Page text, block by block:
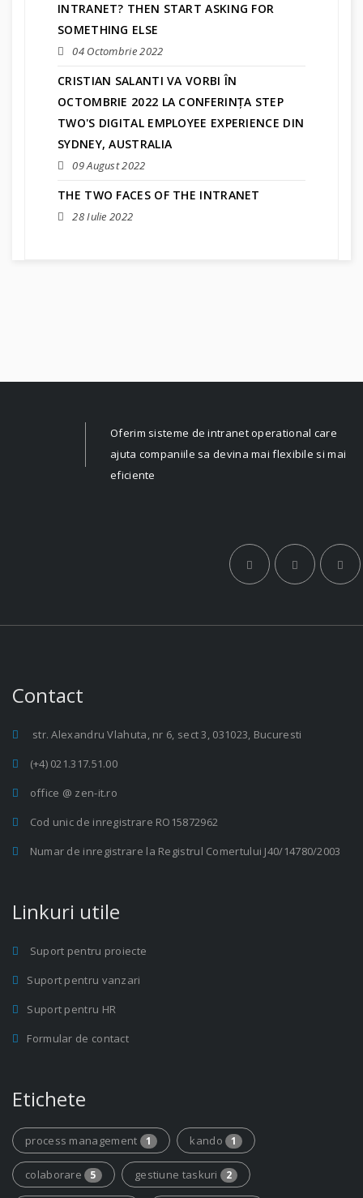
INTRANET? THEN START ASKING FOR
SOMETHING ELSE
04 Octombrie 2022
CRISTIAN SALANTI VA VORBI ÎN
OCTOMBRIE 2022 LA CONFERINȚA STEP
TWO'S DIGITAL EMPLOYEE EXPERIENCE DIN
SYDNEY, AUSTRALIA
09 August 2022
THE TWO FACES OF THE INTRANET
28 Iulie 2022
Oferim sisteme de intranet operational care
ajuta companiile sa devina mai flexibile si mai
eficiente
Contact
str. Alexandru Vlahuta, nr 6, sect 3, 031023, Bucuresti
(+4) 021.317.51.00
office @ zen-it.ro
Cod unic de inregistrare RO15872962
Numar de inregistrare la Registrul Comertului J40/14780/2003
Linkuri utile
Suport pentru proiecte
Suport pentru vanzari
Suport pentru HR
Formular de contact
Etichete
process management 1 kando 1
colaborare 5 gestiune taskuri 2